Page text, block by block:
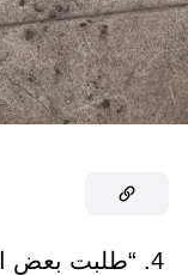
4. “طلبت بعض